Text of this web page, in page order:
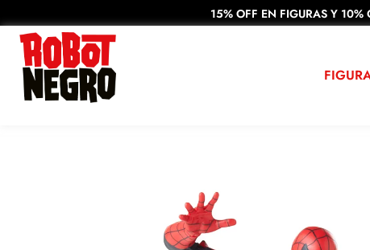
15% OFF EN FIGURAS Y 10%